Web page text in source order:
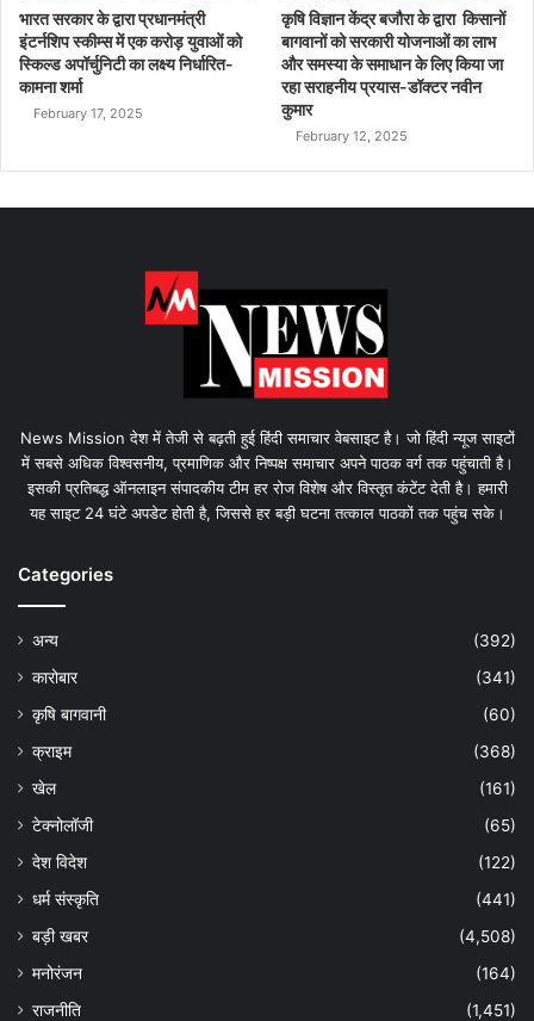
भारत सरकार के द्वारा प्रधानमंत्री
इंटर्नशिप स्कीम्स में एक करोड़ युवाओं को
स्किल्ड अपॉर्चुनिटी का लक्ष्य निर्धारित-
कामना शर्मा
February 17, 2025
कृषि विज्ञान केंद्र बजौरा के द्वारा किसानों
बागवानों को सरकारी योजनाओं का लाभ
और समस्या के समाधान के लिए किया जा
रहा सराहनीय प्रयास-डॉक्टर नवीन
कुमार
February 12, 2025
News Mission देश में तेजी से बढ़ती हुई हिंदी समाचार वेबसाइट है। जो हिंदी न्यूज साइटों
में सबसे अधिक विश्वसनीय, प्रमाणिक और निष्पक्ष समाचार अपने पाठक वर्ग तक पहुंचाती है।
इसकी प्रतिबद्ध ऑनलाइन संपादकीय टीम हर रोज विशेष और विस्तृत कंटेंट देती है। हमारी
यह साइट 24 घंटे अपडेट होती है, जिससे हर बड़ी घटना तत्काल पाठकों तक पहुंच सके।
Categories
अन्य
(392)
कारोबार
(341)
कृषि बागवानी
(60)
क्राइम
(368)
खेल
(161)
टेक्नोलॉजी
(65)
देश विदेश
(122)
धर्म संस्कृति
(441)
बड़ी खबर
(4,508)
मनोरंजन
(164)
राजनीति
(1,451)